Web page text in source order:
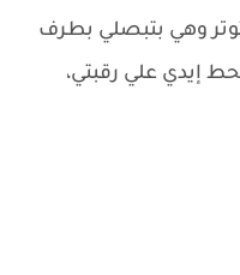
وهي بتبصلي بطرف
إيدي علي رقبتي،